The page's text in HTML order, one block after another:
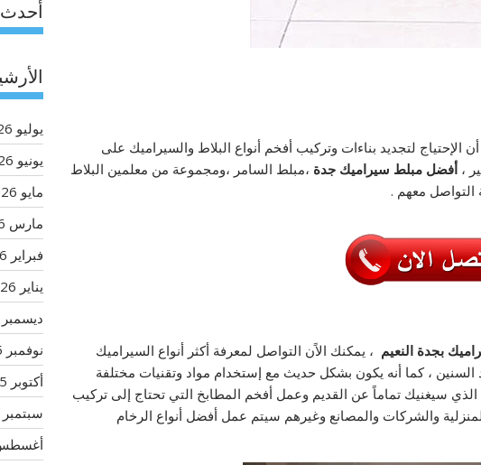
الإحتياج لتجديد بناءات وتركيب أفخم أنواع البلاط والسيراميك علی
، أفضل مبلط سيراميك جدة ،مبلط السامر ،ومجموعة من معلمين البلاط
التواصل معهم .
بجدة النعيم ، يمكنك الاًن التواصل لمعرفة أكثر أنواع السيراميك
، كما أنه يكون بشكل حديث مع إستخدام مواد وتقنيات مختلفة
سيغنيك تماماً عن القديم وعمل أفخم المطابخ التي تحتاج إلی تركيب
والشركات والمصانع وغيرهم سيتم عمل أفضل أنواع الرخام
أحدث
يوليو 2026
يونيو 2026
مايو 2026
مارس 2026
فبراير 2026
يناير 2026
ديسمبر 2025
نوفمبر 2025
أكتوبر 2025
سبتمبر 2025
أغسطس